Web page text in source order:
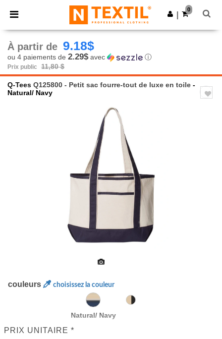
× Appli Ntextil
Meilleurs prix sur l’app !
Obtenir l'appli
0
À partir de 9.18$
ou 4 paiements de 2.29$avec ⓘ
Prix public 11,80 $
Q-Tees Q125800 - Petit sac fourre-tout de luxe en toile -
Natural/ Navy
couleurs choisissez la couleur
Natural/ Navy
PRIX UNITAIRE *